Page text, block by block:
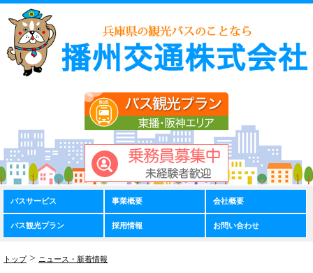
バスサービス 事業概要 会社概要
バス観光プラン 採用情報 お問い合わせ
トップ> ニュース・新着情報